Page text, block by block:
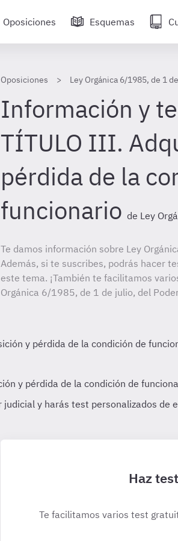
Oposiciones Esquemas
Oposiciones Ley Orgánica 6/1985, de 1
Información y
TÍTULO III.
pérdida de la
funcionario de Ley
Te damos información sobre Ley
Además, si te suscribes, podrás hacer
este tema. ¡También te facilitamos
Orgánica 6/1985, de 1 de julio, del
Haz
Te facilitamos varios test